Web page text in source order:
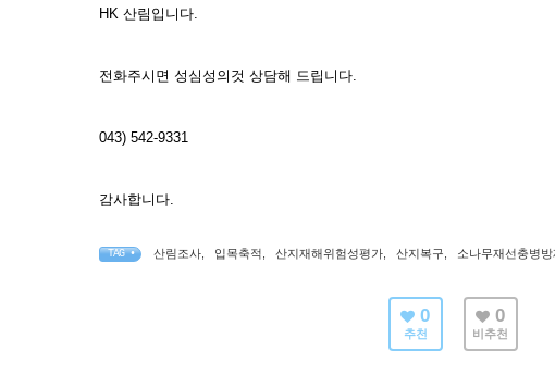
HK 산림입니다.
전화주시면 성심성의것 상담해 드립니다.
043) 542-9331
감사합니다.
TAG • 산림조사 입목축적 산지재해위험성평가 산지복구 소나무재선충병방
0
추천
0
비추천